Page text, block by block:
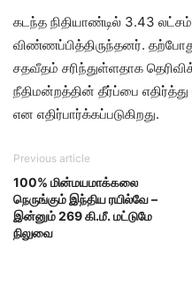
கடந்த நிதியாண்டில் 3.43 லட்சம்
விண்ணப்பித்திருந்தனர்.
சதவீதம் சரிந்துள்ளதாக
நீதிமன்றத்தின் தீர்ப்பை எதிர்த்து
என எதிர்பார்க்கப்படுகிறது.
Previous article
100% மின்மயமாக்கலை
நெருங்கும் இந்திய ரயில்வே –
இன்னும் 269 கி.மீ. மட்டுமே
நிலுவை